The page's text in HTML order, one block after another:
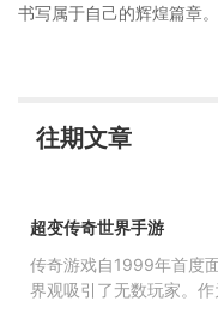
书写属于自己的辉煌篇章。
往期文章
超变传奇世界手游
传奇游戏自1999年首度
界观吸引了无数玩家。